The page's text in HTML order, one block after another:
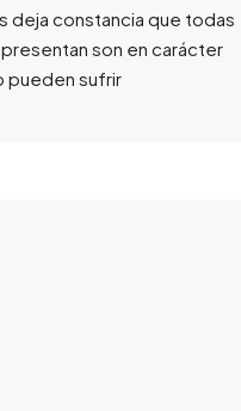
deja constancia que todas
son en carácter
pueden sufrir